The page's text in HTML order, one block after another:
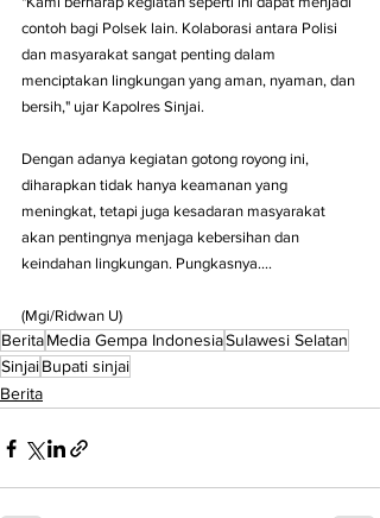
contoh bagi Polsek lain. Kolaborasi antara Polisi
dan masyarakat sangat penting dalam
menciptakan lingkungan yang aman, nyaman, dan
bersih," ujar Kapolres Sinjai.
Dengan adanya kegiatan gotong royong ini,
diharapkan tidak hanya keamanan yang
meningkat, tetapi juga kesadaran masyarakat
akan pentingnya menjaga kebersihan dan
keindahan lingkungan. Pungkasnya....
(Mgi/Ridwan U)
BeritaMedia Gempa IndonesiaSulawesi Selatan
SinjaiBupati sinjai
Berita